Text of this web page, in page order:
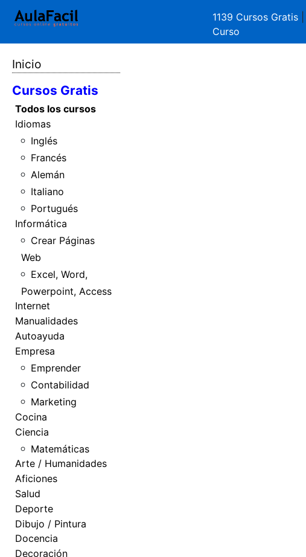
1139 Cursos Gratis
Curso
Inicio
Cursos Gratis
Todos los cursos
Idiomas
Inglés
Francés
Alemán
Italiano
Portugués
Informática
Crear Páginas
Web
Excel, Word,
Powerpoint, Access
Internet
Manualidades
Autoayuda
Empresa
Emprender
Contabilidad
Marketing
Cocina
Ciencia
Matemáticas
Arte / Humanidades
Aficiones
Salud
Deporte
Dibujo / Pintura
Docencia
Decoración